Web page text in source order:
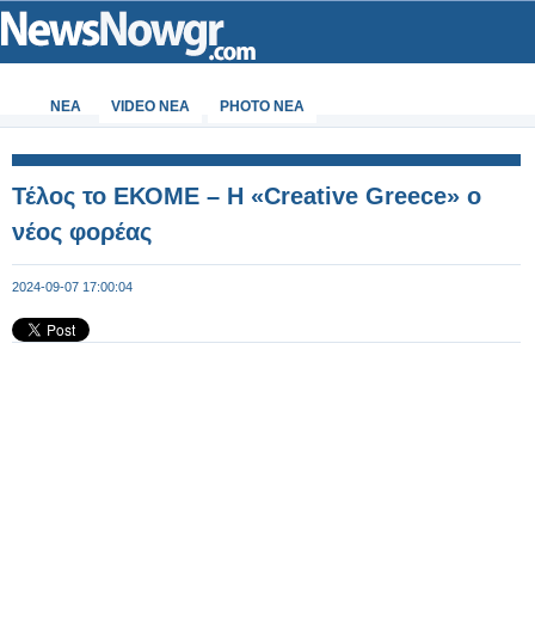
ΝΕΑ VIDEO NEA PHOTO NEA
Τέλος το EΚΟΜΕ – Η «Creative Greece» ο
νέος φορέας
2024-09-07 17:00:04